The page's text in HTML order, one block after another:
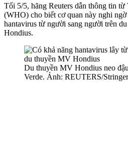
Tối 5/5, hãng Reuters dẫn thông tin
(WHO) cho biết cơ quan này nghi
hantavirus từ người sang người trên
Hondius.
Du thuyền MV Hondius neo
Verde. Ảnh: REUTERS/